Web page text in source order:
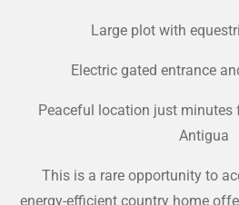
Large plot with
Electric gated entrance
Peaceful location just minutes
Antigua
This is a rare opportunity to
energy-efficient country home